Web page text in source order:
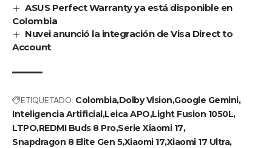
ASUS Perfect Warranty ya está disponible en
Colombia
Nuvei anunció la integración de Visa Direct to
Account
ETIQUETADO: ColombiaDolby Vision Google Gemini
Inteligencia ArtificialLeica APO Light Fusion 1050L
LTPOREDMI Buds 8 ProSerie Xiaomi 17
Snapdragon 8 Elite Gen 5Xiaomi 17Xiaomi 17 Ultra